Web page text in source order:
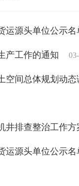
运源头单位公示名
产工作的通知
空间总体规划动
井排查整治工作方
运源头单位公示名